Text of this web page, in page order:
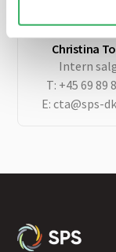
Christina
Intern
T: +45 69 89
E: cta@sps-